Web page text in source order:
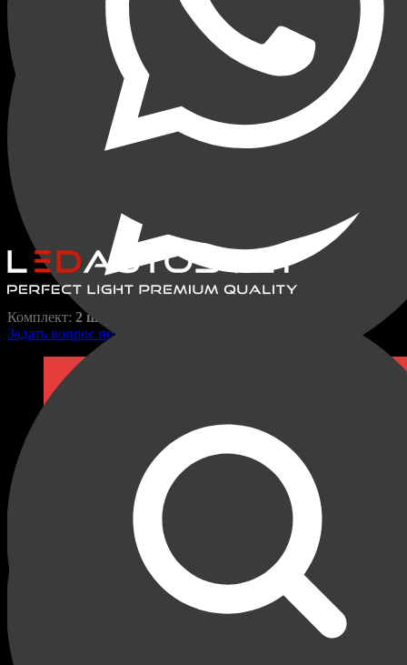
Переходные рамки для Volvo
XC70 2007-2016
XC70
RAZ-H1-028-2
800,00
1250,00
₽
Комплект: 2 шт.
Задать вопрос по товару